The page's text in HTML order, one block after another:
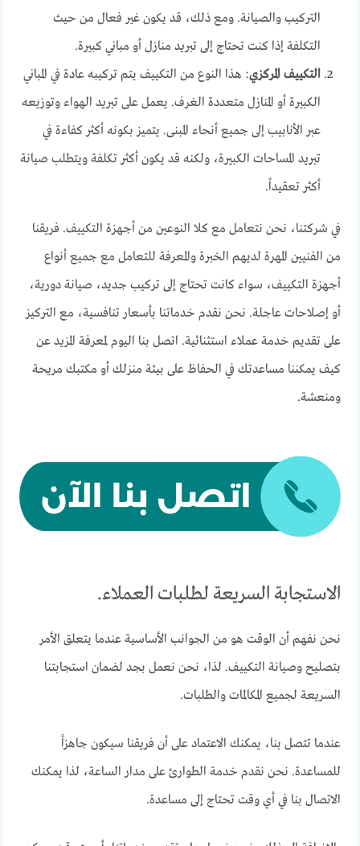
التركيب والصيانة. ومع ذلك، قد يكون غير فعال من حيث
التكلفة إذا كنت تحتاج إلى تبريد منازل أو مباني كبيرة.
التكييف المركزي: هذا النوع من التكييف يتم تركيبه عادة في المباني
الكبيرة أو المنازل متعددة الغرف. يعمل على تبريد الهواء وتوزيعه
عبر الأنابيب إلى جميع أنحاء المبنى. يتميز بكونه أكثر كفاءة في
تبريد المساحات الكبيرة، ولكنه قد يكون أكثر تكلفة ويتطلب صيانة
أكثر تعقيداً.
في شركتنا، نحن نتعامل مع كلا النوعين من أجهزة التكييف. فريقنا
من الفنيين المهرة لديهم الخبرة والمعرفة للتعامل مع جميع أنواع
أجهزة التكييف، سواء كانت تحتاج إلى تركيب جديد، صيانة دورية،
أو إصلاحات عاجلة. نحن نقدم خدماتنا بأسعار تنافسية، مع التركيز
على تقديم خدمة عملاء استثنائية. اتصل بنا اليوم لمعرفة المزيد عن
كيف يمكننا مساعدتك في الحفاظ على بيئة منزلك أو مكتبك مريحة
ومنعشة.
الاستجابة السريعة لطلبات العملاء.
نحن نفهم أن الوقت هو من الجوانب الأساسية عندما يتعلق الأمر
بتصليح وصيانة التكييف. لذا، نحن نعمل بجد لضمان استجابتنا
السريعة لجميع المكالمات والطلبات.
عندما تتصل بنا، يمكنك الاعتماد على أن فريقنا سيكون جاهزاً
للمساعدة. نحن نقدم خدمة الطوارئ على مدار الساعة، لذا يمكنك
الاتصال بنا في أي وقت تحتاج إلى مساعدة.